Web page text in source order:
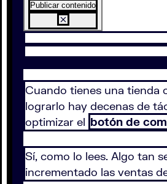
Publicar contenido
Cuando tienes una tienda
lograrlo hay decenas de
optimizar el botón de
Sí, como lo lees. Algo tan
incrementado las ventas